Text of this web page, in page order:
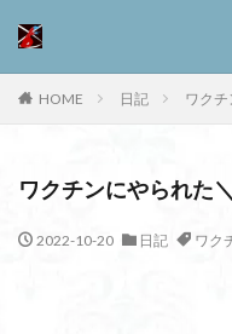
HOME 日記 ワク
ワクチンにやられた
2022-10-20 日記 ワク